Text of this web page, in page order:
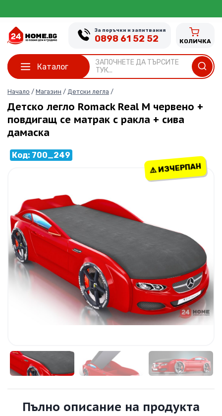
to
content
Каталог
ЗАПОЧНЕТЕ ДА ТЪРСИТЕ
ТУК...
За поръчки и запитвания
0898 61 52 52 КОЛИЧКА
Детско легло Romack Real М червено +
повдигащ се матрак с ракла + сива
дамаска
Начало / Магазин / Детски легла /
⚠️ ИЗЧЕРПАН
Код: 700_249
Пълно описание на продукта